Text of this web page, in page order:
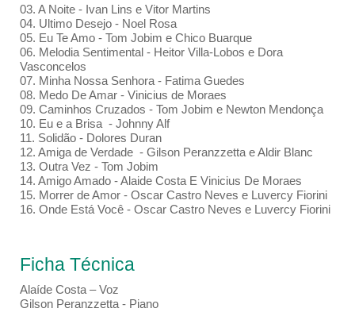
03. A Noite - Ivan Lins e Vitor Martins
04. Ultimo Desejo - Noel Rosa
05. Eu Te Amo - Tom Jobim e Chico Buarque
06. Melodia Sentimental - Heitor Villa-Lobos e Dora
Vasconcelos
07. Minha Nossa Senhora - Fatima Guedes
08. Medo De Amar - Vinicius de Moraes
09. Caminhos Cruzados - Tom Jobim e Newton Mendonça
10. Eu e a Brisa - Johnny Alf
11. Solidão - Dolores Duran
12. Amiga de Verdade - Gilson Peranzzetta e Aldir Blanc
13. Outra Vez - Tom Jobim
14. Amigo Amado - Alaide Costa E Vinicius De Moraes
15. Morrer de Amor - Oscar Castro Neves e Luvercy Fiorini
16. Onde Está Você - Oscar Castro Neves e Luvercy Fiorini
Ficha Técnica
Alaíde Costa – Voz
Gilson Peranzzetta - Piano